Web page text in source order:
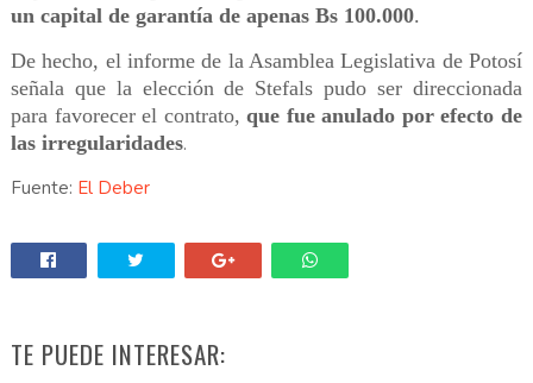
un capital de garantía de apenas Bs 100.000.
De hecho, el informe de la Asamblea Legislativa de Potosí
señala que la elección de Stefals pudo ser direccionada
para favorecer el contrato,que fue anulado por efecto de
las irregularidades.
Fuente: El Deber
TE PUEDE INTERESAR: